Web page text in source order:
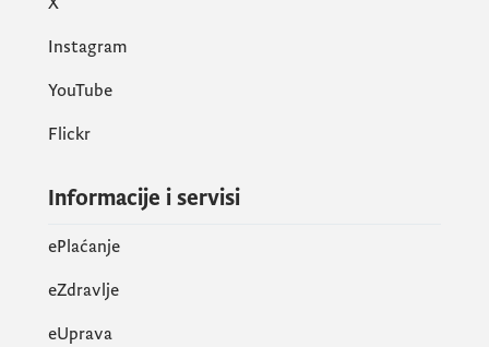
Instagram
YouTube
Flickr
Informacije i servisi
ePlaćanje
eZdravlje
eUprava